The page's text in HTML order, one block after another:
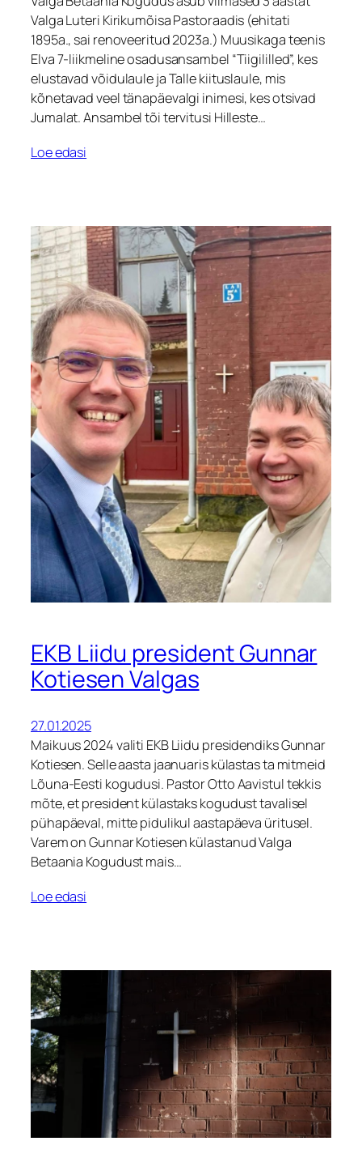
Valga Luteri Kirikumõisa Pastoraadis (ehitati
1895a., sai renoveeritud 2023a.) Muusikaga teenis
Elva 7-liikmeline osadusansambel “Tiigililled”, kes
elustavad võidulaule ja Talle kiituslaule, mis
kõnetavad veel tänapäevalgi inimesi, kes otsivad
Jumalat. Ansambel tõi tervitusi Hilleste…
Loe edasi
EKB Liidu president Gunnar
Kotiesen Valgas
27.01.2025
Maikuus 2024 valiti EKB Liidu presidendiks Gunnar
Kotiesen. Selle aasta jaanuaris külastas ta mitmeid
Lõuna-Eesti kogudusi. Pastor Otto Aavistul tekkis
mõte, et president külastaks kogudust tavalisel
pühapäeval, mitte pidulikul aastapäeva üritusel.
Varem on Gunnar Kotiesen külastanud Valga
Betaania Kogudust mais…
Loe edasi